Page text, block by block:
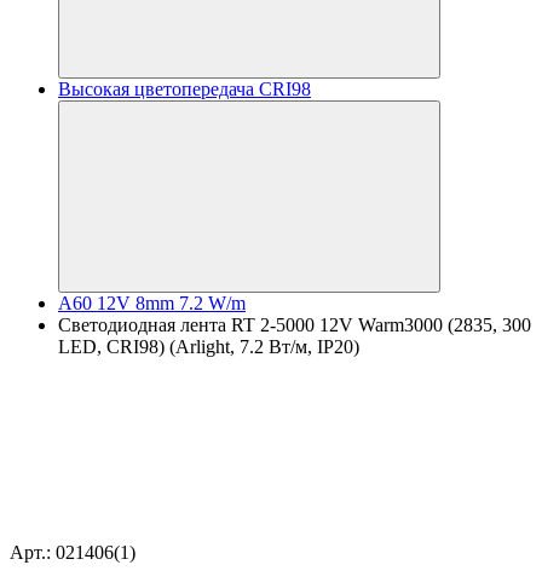
Высокая цветопередача CRI98
A60 12V 8mm 7.2 W/m
Светодиодная лента RT 2-5000 12V Warm3000 (2835, 300
LED, CRI98) (Arlight, 7.2 Вт/м, IP20)
Арт.: 021406(1)